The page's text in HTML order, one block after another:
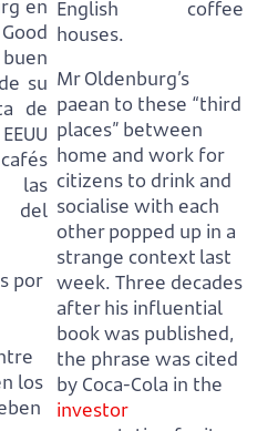
en
su
de
las
del
por
los
English coffee
houses.
Mr Oldenburg’s
paean to these “third
places” between
home and work for
citizens to drink and
socialise with each
other popped up in a
strange context last
week. Three decades
after his influential
book was published,
the phrase was cited
by Coca-Cola in the
investor